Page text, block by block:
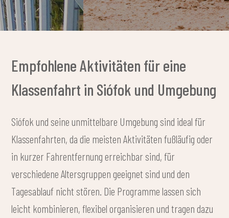
Empfohlene Aktivitäten für eine
Klassenfahrt in Siófok und Umgebung
Siófok und seine unmittelbare Umgebung sind ideal für
Klassenfahrten, da die meisten Aktivitäten fußläufig oder
in kurzer Fahrentfernung erreichbar sind, für
verschiedene Altersgruppen geeignet sind und den
Tagesablauf nicht stören. Die Programme lassen sich
leicht kombinieren, flexibel organisieren und tragen dazu